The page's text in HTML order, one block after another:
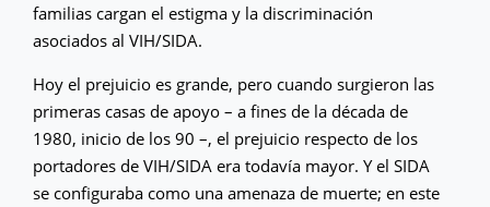
familias cargan el estigma y la discriminación
asociados al VIH/SIDA.
Hoy el prejuicio es grande, pero cuando surgieron las
primeras casas de apoyo – a fines de la década de
1980, inicio de los 90 –, el prejuicio respecto de los
portadores de VIH/SIDA era todavía mayor. Y el SIDA
se configuraba como una amenaza de muerte; en este